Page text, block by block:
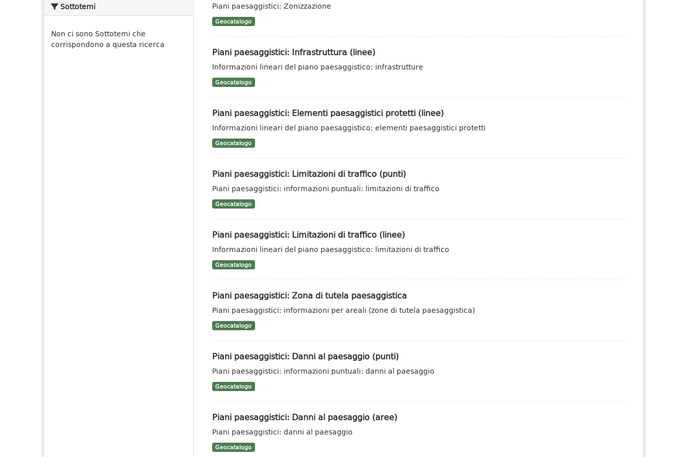
Sottotemi
Non ci sono Sottotemi che
corrispondono a questa ricerca
Piani paesaggistici: Zonizzazione
Geocatalogo
Piani paesaggistici: Infrastruttura (linee)
Informazioni lineari del piano paesaggistico: infrastrutture
Geocatalogo
Piani paesaggistici: Elementi paesaggistici protetti (linee)
Informazioni lineari del piano paesaggistico: elementi paesaggistici protetti
Geocatalogo
Piani paesaggistici: Limitazioni di traffico (punti)
Piani paesaggistici: informazioni puntuali: limitazioni di traffico
Geocatalogo
Piani paesaggistici: Limitazioni di traffico (linee)
Informazioni lineari del piano paesaggistico: limitazioni di traffico
Geocatalogo
Piani paesaggistici: Zona di tutela paesaggistica
Piani paesaggistici: informazioni per areali (zone di tutela paesaggistica)
Geocatalogo
Piani paesaggistici: Danni al paesaggio (punti)
Piani paesaggistici: informazioni puntuali: danni al paesaggio
Geocatalogo
Piani paesaggistici: Danni al paesaggio (aree)
Piani paesaggistici: danni al paesaggio
Geocatalogo